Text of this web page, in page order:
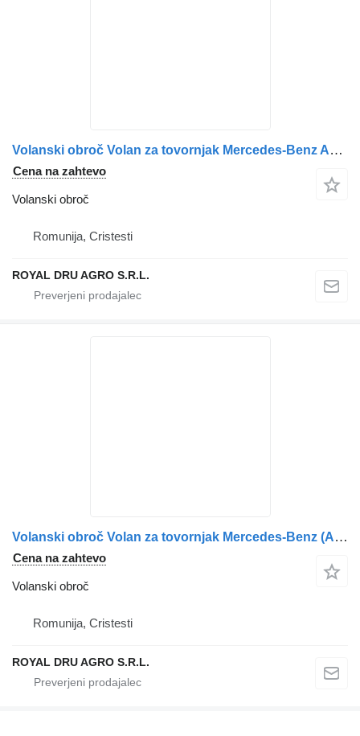
Volanski obroč Volan za tovornjak Mercedes-Benz A9434640801 9434640801 A9734640031 9734640031
Cena na zahtevo
Volanski obroč
Romunija, Cristesti
ROYAL DRU AGRO S.R.L.
Volanski obroč Volan za tovornjak Mercedes-Benz (A9604602203, A9604602803, A9604640131, 9604602203, 9604602803, 9604640131)
Cena na zahtevo
Volanski obroč
Romunija, Cristesti
ROYAL DRU AGRO S.R.L.